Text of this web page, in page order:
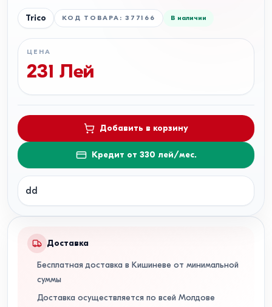
Trico КОД ТОВАРА :377166 В наличии
ЦЕНА
231 Лей
Добавить в корзину
Кредит от 330 лей/мес.
dd
Доставка
Бесплатная доставка в Кишиневе от минимальной
суммы
Доставка осуществляется по всей Молдове